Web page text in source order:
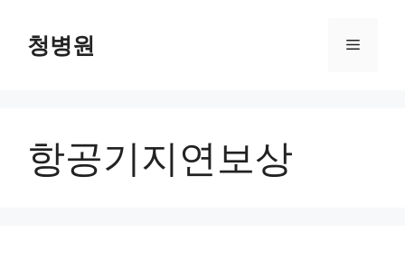
청병원 메
항공기지연보상